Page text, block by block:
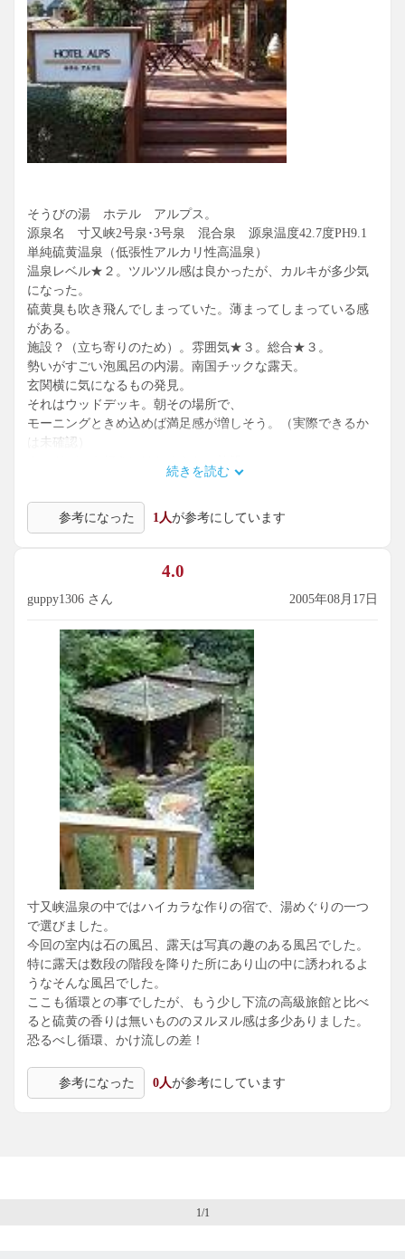
そうびの湯 ホテル アルプス。
源泉名 寸又峡2号泉･3号泉 混合泉 源泉温度42.7度PH9.1
単純硫黄温泉（低張性アルカリ性高温泉）
温泉レベル★２。ツルツル感は良かったが、カルキが多少気
になった。
硫黄臭も吹き飛んでしまっていた。薄まってしまっている感
がある。
施設？（立ち寄りのため）。雰囲気★３。総合★３。
勢いがすごい泡風呂の内湯。南国チックな露天。
玄関横に気になるもの発見。
それはウッドデッキ。朝その場所で、
モーニングときめ込めば満足感が増しそう。（実際できるか
は未確認）
寸又峡温泉にて久しぶりに人のやさしさに触れた。
ご主人の親切な対応は心和ませてくれました。
（2008年3月8日）
続きを読む
参考になった 1人が参考にしています
4.0
guppy1306 さん 2005年08月17日
寸又峡温泉の中ではハイカラな作りの宿で、湯めぐりの一つ
で選びました。
今回の室内は石の風呂、露天は写真の趣のある風呂でした。
特に露天は数段の階段を降りた所にあり山の中に誘われるよ
うなそんな風呂でした。
ここも循環との事でしたが、もう少し下流の高級旅館と比べ
ると硫黄の香りは無いもののヌルヌル感は多少ありました。
恐るべし循環、かけ流しの差！
参考になった 0人が参考にしています
1/1